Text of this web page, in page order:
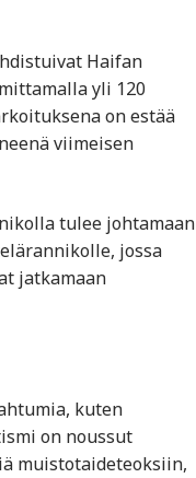
Haifan
yli 120
on estää
viimeisen
tulee johtamaan
jossa
jatkamaan
kuten
on noussut
muistotaideteoksiin,